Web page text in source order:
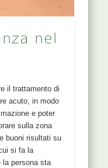
nel
il trattamento di
acuto, in modo
e poter
sulla zona
buoni risultati su
si fa la
la persona sta